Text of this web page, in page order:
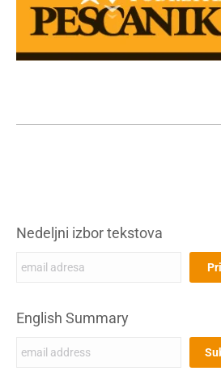
Nedeljni izbor tekstova
English Summary